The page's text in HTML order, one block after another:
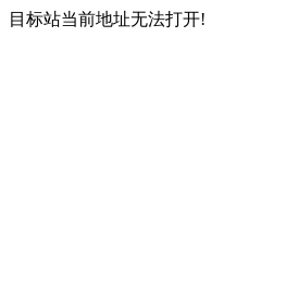
目标站当前地址无法打开!